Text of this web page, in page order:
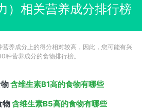
）相关营养成分排行榜
养成分上的得分相对较高，因此，您可能有兴
种营养成分的食物排行榜。
物含维生素B1高的食物有哪些
物含维生素B5高的食物有哪些